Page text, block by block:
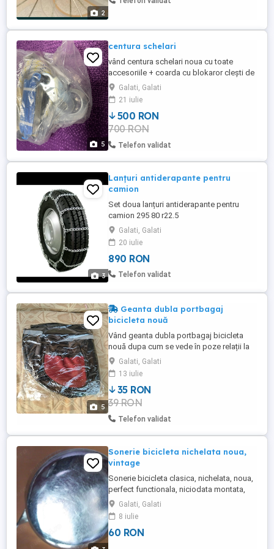
2
5
centura schelari
vând centura schelari noua cu toate
accesoriile + coarda cu blokaror clești de
prindere etc prețul fix produse noi
nefolosite
Galati, Galati
21 iulie
500 RON
700 RON
Telefon validat
3
Lanțuri antiderapante pentru
camion
Set doua lanțuri antiderapante pentru
camion 295 80 r22.5
Galati, Galati
20 iulie
890 RON
Telefon validat
5
Geanta dubla portbagaj
bicicleta nouă
Vând geanta dubla portbagaj bicicleta
nouă dupa cum se vede în poze relații la
telefon
Galati, Galati
13 iulie
35 RON
39 RON
Telefon validat
Sonerie bicicleta nichelata noua,
vintage
Sonerie bicicleta clasica, nichelata, noua,
perfect functionala, niciodata montata,
vintage; diametru 52 mm, inaltime fara
brida 25 mm, inaltime cu brida 50 mm.
Rog a trimite mesaj pe Publi24. Expedierea
se poate face prin Posta Romana
Galati, Galati
8 iulie
60 RON